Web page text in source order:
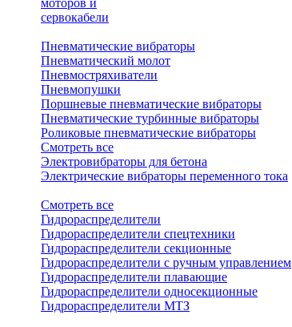
моторов и
сервокабели
Пневматические вибраторы
Пневматический молот
Пневмостряхиватели
Пневмопушки
Поршневые пневматические вибраторы
Пневматические турбинные вибраторы
Роликовые пневматические вибраторы
Смотреть все
Электровибраторы для бетона
Электрические вибраторы переменного тока
Смотреть все
Гидрораспределители
Гидрораспределители спецтехники
Гидрораспределители секционные
Гидрораспределители с ручным управлением
Гидрораспределители плавающие
Гидрораспределители односекционные
Гидрораспределители МТЗ